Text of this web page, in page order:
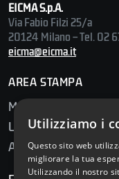
EICMA S.p.A.
Via Fabio Filzi 25/a
20124 Milano – Tel. 02
eicma@eicma.it
AREA STAMPA
Media Center
Ufficio Stampa
Accredito Stampa
Utilizziamo i
Questo sito web
migliorare la tua
Utilizzando il nostro